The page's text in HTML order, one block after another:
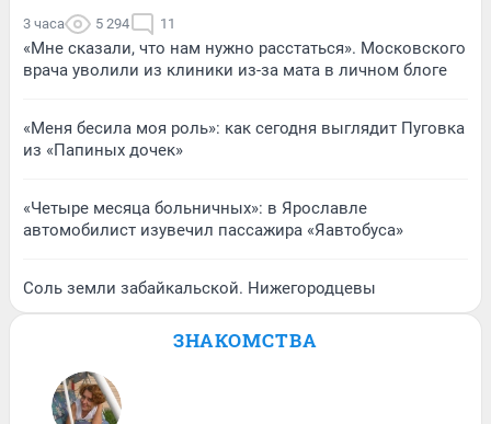
3 часа 5 294 11
«Мне сказали, что нам нужно расстаться». Московского
врача уволили из клиники из-за мата в личном блоге
«Меня бесила моя роль»: как сегодня выглядит Пуговка
из «Папиных дочек»
«Четыре месяца больничных»: в Ярославле
автомобилист изувечил пассажира «Яавтобуса»
Соль земли забайкальской. Нижегородцевы
ЗНАКОМСТВА